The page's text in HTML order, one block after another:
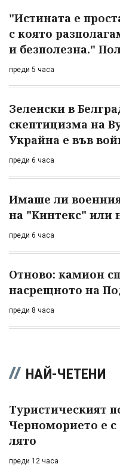
"Истината е
с която
и безполезна."
преди 5 часа
Зеленски в
скептицизма на
Украйна е във
преди 6 часа
Имаше ли
на "Кинтекс" или
преди 6 часа
Отново: камион
насрещното на
преди 8 часа
НАЙ-ЧЕТЕНИ
Туристическият
Черноморието е с
лято
преди 12 часа